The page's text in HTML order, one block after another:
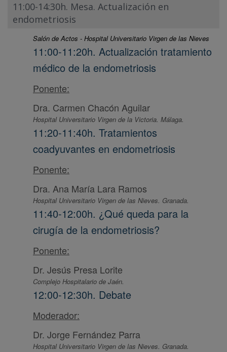
11:00-14:30h. Mesa. Actualización en
endometriosis
Salón de Actos - Hospital Universitario Virgen de las Nieves
11:00-11:20h. Actualización tratamiento
médico de la endometriosis
Ponente:
Dra. Carmen Chacón Aguilar
Hospital Universitario Virgen de la Victoria. Málaga.
11:20-11:40h. Tratamientos
coadyuvantes en endometriosis
Ponente:
Dra. Ana María Lara Ramos
Hospital Universitario Virgen de las Nieves. Granada.
11:40-12:00h. ¿Qué queda para la
cirugía de la endometriosis?
Ponente:
Dr. Jesús Presa Lorite
Complejo Hospitalario de Jaén.
12:00-12:30h. Debate
Moderador:
Dr. Jorge Fernández Parra
Hospital Universitario Virgen de las Nieves. Granada.